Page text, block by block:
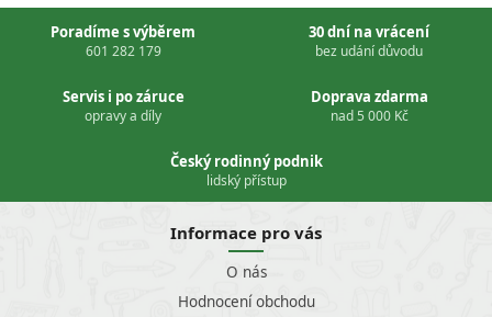
Poradíme s výběrem
601 282 179
30 dní na vrácení
bez udání důvodu
Servis i po záruce
opravy a díly
Doprava zdarma
nad 5 000 Kč
Český rodinný podnik
lidský přístup
Informace pro vás
O nás
Hodnocení obchodu